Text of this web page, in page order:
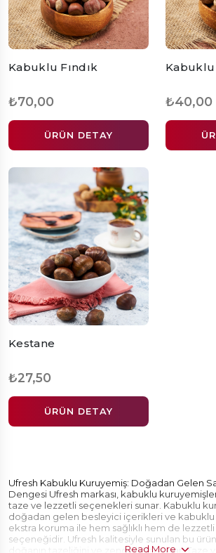
Kabuklu Fındık
₺70,00
ÜRÜN DETAY
Kabuklu
₺40,00
Kestane
₺27,50
ÜRÜN DETAY
Ufresh Kabuklu Kuruyemiş: Doğadan Gelen
Dengesi Ufresh markası, kabuklu
taze ve lezzetli seçenekleri sunar. Kabuklu
doğadan gelen besleyici içerikleri ve kabuklu
ekstra koruma ile hem sağlıklı hem de lezzetli
seçeneğidir. Ufresh kalitesiyle sunulan bu
doğanın tazeliğini ve zenginliğini sunar. Taze
Read More